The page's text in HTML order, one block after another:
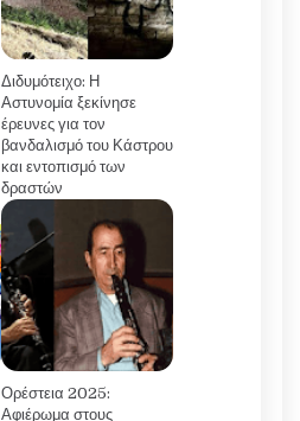
Διδυμότειχο: Η
Αστυνομία ξεκίνησε
έρευνες για τον
βανδαλισμό του Κάστρου
και εντοπισμό των
δραστών
Ορέστεια 2025:
Αφιέρωμα στους